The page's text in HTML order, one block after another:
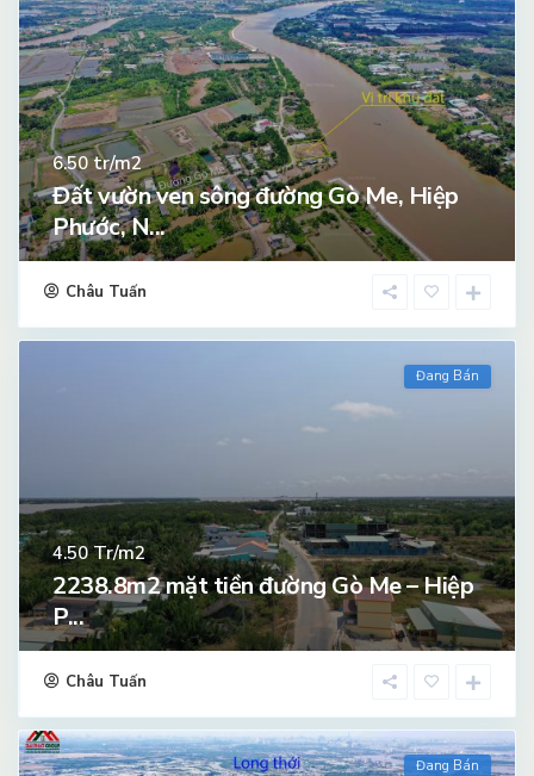
6.50tr/m2
Đất vườn ven sông đường Gò Me, Hiệp
Phước, N...
Châu Tuấn
Đang Bán
4.50Tr/m2
2238.8m2 mặt tiền đường Gò Me – Hiệp
P...
Châu Tuấn
Đang Bán